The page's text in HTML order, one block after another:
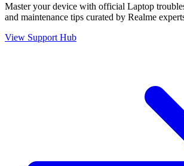
Master your device with official Laptop
and maintenance tips curated by Realme
View Support Hub